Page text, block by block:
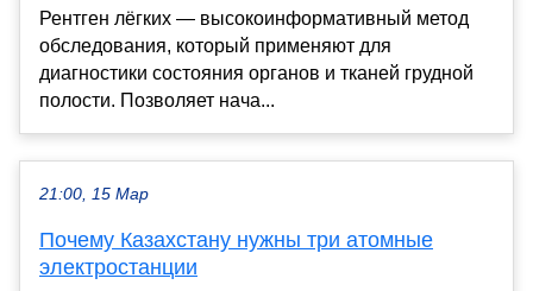
Рентген лёгких — высокоинформативный метод
обследования, который применяют для
диагностики состояния органов и тканей грудной
полости. Позволяет нача...
21:00, 15 Мар
Почему Казахстану нужны три атомные
электростанции